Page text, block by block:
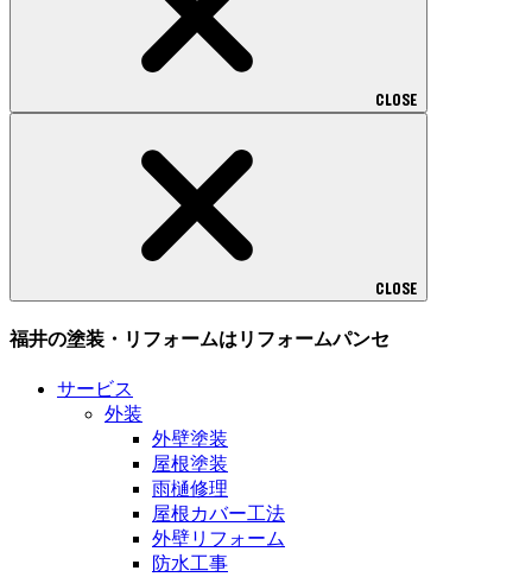
CLOSE
CLOSE
福井の塗装・リフォームはリフォームパンセ
サービス
外装
外壁塗装
屋根塗装
雨樋修理
屋根カバー工法
外壁リフォーム
防水工事